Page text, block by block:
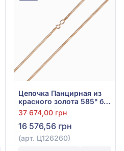
Цепочка Панцирная из
красного золота 585° без
вставки, арт. Ц126260
37 674,00 грн
16 576,56 грн
(арт. Ц126260)